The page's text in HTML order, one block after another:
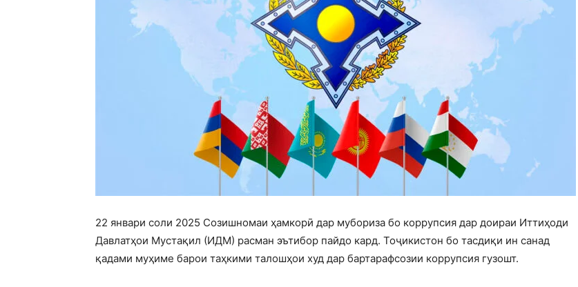
22 январи соли 2025 Созишномаи ҳамкорӣ дар мубориза бо коррупсия дар доираи Иттиҳоди
Давлатҳои Мустақил (ИДМ) расман эътибор пайдо кард. Тоҷикистон бо тасдиқи ин санад
қадами муҳиме барои таҳкими талошҳои худ дар бартарафсозии коррупсия гузошт.